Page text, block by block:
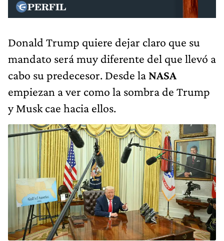
Donald Trump quiere dejar claro que su
mandato será muy diferente del que llevó a
cabo su predecesor. Desde la NASA
empiezan a ver como la sombra de Trump
y Musk cae hacia ellos.